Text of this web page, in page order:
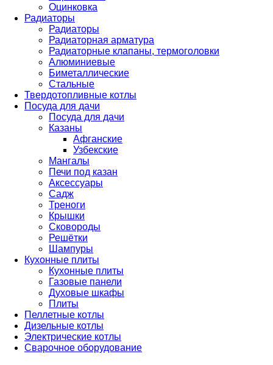
Оцинковка
Радиаторы
Радиаторы
Радиаторная арматура
Радиаторные клапаны, термоголовки
Алюминиевые
Биметаллические
Стальные
Твердотопливные котлы
Посуда для дачи
Посуда для дачи
Казаны
Афганские
Узбекские
Мангалы
Печи под казан
Аксессуары
Садж
Треноги
Крышки
Сковороды
Решётки
Шампуры
Кухонные плиты
Кухонные плиты
Газовые панели
Духовые шкафы
Плиты
Пеллетные котлы
Дизельные котлы
Электрические котлы
Сварочное оборудование